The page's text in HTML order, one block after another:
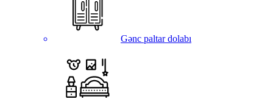
Gənc paltar dolabı